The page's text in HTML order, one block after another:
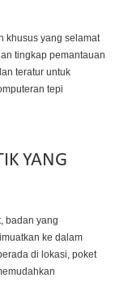
khusus yang selamat
tingkap pemantauan
teratur untuk
tepi
YANG
badan yang
ke dalam
di lokasi, poket